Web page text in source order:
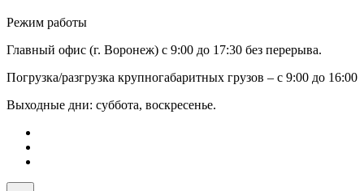
Режим работы
Главный офис (г. Воронеж) с 9:00 до 17:30 без перерыва.
Погрузка/разгрузка крупногабаритных грузов – с 9:00 до 16:00
Выходные дни: суббота, воскресенье.